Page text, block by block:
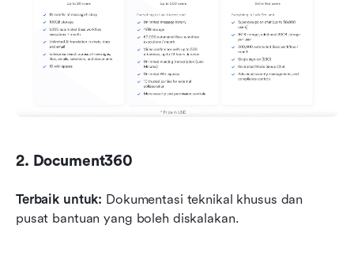
2. Document360
Terbaik untuk: Dokumentasi teknikal khusus dan
pusat bantuan yang boleh diskalakan.